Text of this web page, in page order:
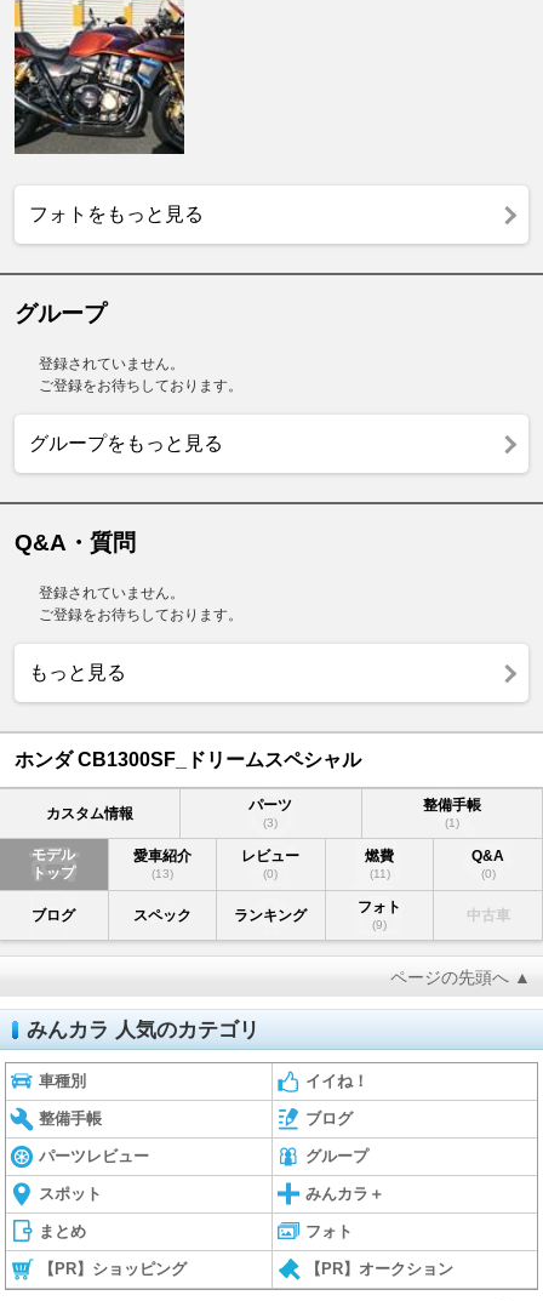
フォトをもっと見る
グループ
登録されていません。
ご登録をお待ちしております。
グループをもっと見る
Q&A・質問
登録されていません。
ご登録をお待ちしております。
もっと見る
ホンダ CB1300SF_ドリームスペシャル
カスタム情報 パーツ
(3)
整備手帳
(1)
モデル
トップ
愛車紹介
(13)
レビュー
(0)
燃費
(11)
Q&A
(0)
ブログ スペック ランキング フォト
(9)
中古車
ページの先頭へ ▲
みんカラ 人気のカテゴリ
車種別 イイね！
整備手帳 ブログ
パーツレビュー グループ
スポット みんカラ＋
まとめ フォト
【PR】ショッピング 【PR】オークション